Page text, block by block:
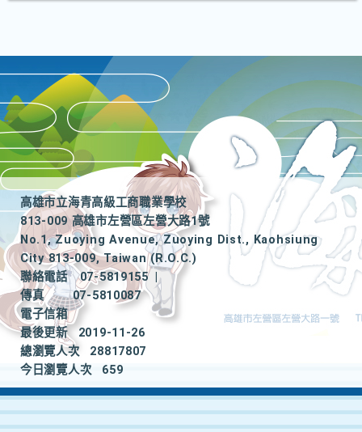
高雄市立海青高級工商職業學校
813-009 高雄市左營區左營大路1號
No.1, Zuoying Avenue, Zuoying Dist., Kaohsiung
City 813-009, Taiwan (R.O.C.)
聯絡電話
07-5819155
|
傳真
07-5810087
電子信箱
最後更新
2019-11-26
總瀏覽人次
28817807
今日瀏覽人次
659